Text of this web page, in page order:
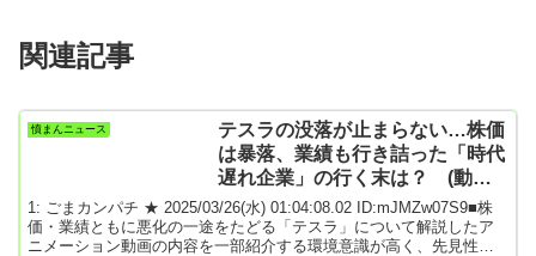
関連記事
憤まんニュース
テスラの没落が止まらない…株価
は暴落、業績も行き詰った「時代
遅れ企業」の行く末は？ (動画
あり)
1: ごまカンパチ ★ 2025/03/26(水) 01:04:08.02 ID:mJMZw07S9■株
価・業績ともに悪化の一途をたどる「テスラ」について解説したア
ニメーション動画の内容を一部紹介する環境意識が高く、先見性の